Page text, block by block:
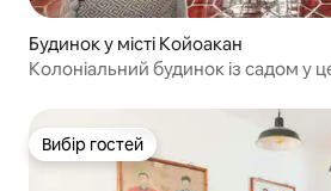
Будинок у місті Койоакан
Колоніальний будинок із садом у
Вибір гостей
Вибір гостей